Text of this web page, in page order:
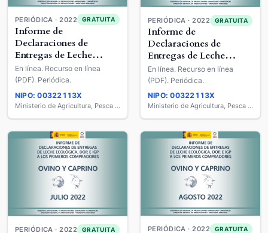
PERIÓDICA · 2022 GRATUITA
Informe de
Declaraciones de
Entregas de Leche
Ecológica, DOP E IGP a
los Primeros
Compradores : Ovino y
Caprino
En línea. Recurso en línea
(PDF). Periódica.
NIPO: 00322113X
Ministerio de Agricultura, Pesca y Alimentación
PERIÓDICA · 2022 GRATUITA
Informe de
Declaraciones de
Entregas de Leche
Ecológica, DOP E IGP a
los Primeros
Compradores : Ovino y
Caprino
En línea. Recurso en línea
(PDF). Periódica.
NIPO: 00322113X
Ministerio de Agricultura, Pesca y Alimentación
PERIÓDICA · 2022 GRATUITA PERIÓDICA · 2022 GRATUITA